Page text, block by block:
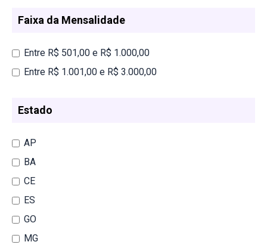
Faixa da Mensalidade
Entre R$ 501,00 e R$ 1.000,00
Entre R$ 1.001,00 e R$ 3.000,00
Estado
AP
BA
CE
ES
GO
MG